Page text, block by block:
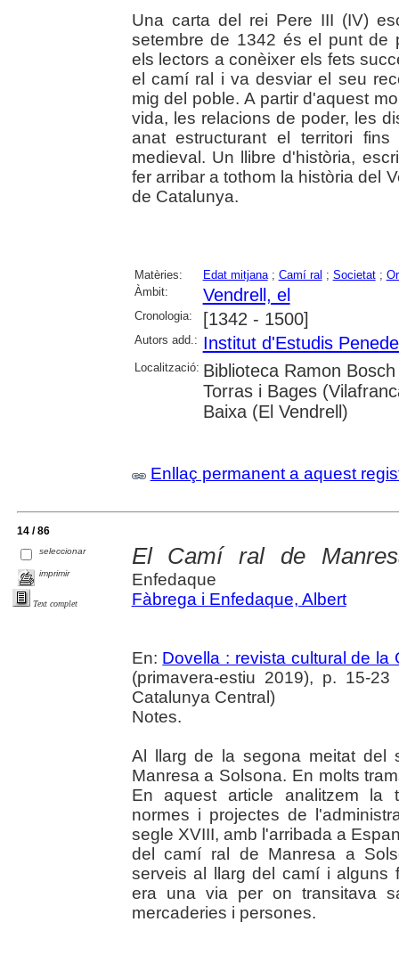
Una carta del rei Pere III (IV)
setembre de 1342 és el punt de
els lectors a conèixer els fets
el camí ral i va desviar el seu
mig del poble. A partir d'aquest
vida, les relacions de poder, les
anat estructurant el territori
medieval. Un llibre d'història,
fer arribar a tothom la història del
de Catalunya.
Matèries: Edat mitjana; Camí ral ; Societat;
Àmbit:
Vendrell, el
Cronologia: [1342 - 1500]
Autors add.: Institut d'Estudis
Localització: Biblioteca Ramon
Torras i Bages
Baixa (El Vendrell)
Enllaç permanent a aquest
14 / 86
seleccionar
imprimir
Text complet
El Camí ral de
Enfedaque
Fàbrega i Enfedaque, Albert
En: Dovella : revista cultural de la
(primavera-estiu 2019), p. 15-
Catalunya Central)
Notes.
Al llarg de la segona meitat del
Manresa a Solsona. En molts
En aquest article analitzem la
normes i projectes de
segle XVIII, amb l'arribada a
del camí ral de Manresa a
serveis al llarg del camí i alguns
era una via per on transitava
mercaderies i persones.